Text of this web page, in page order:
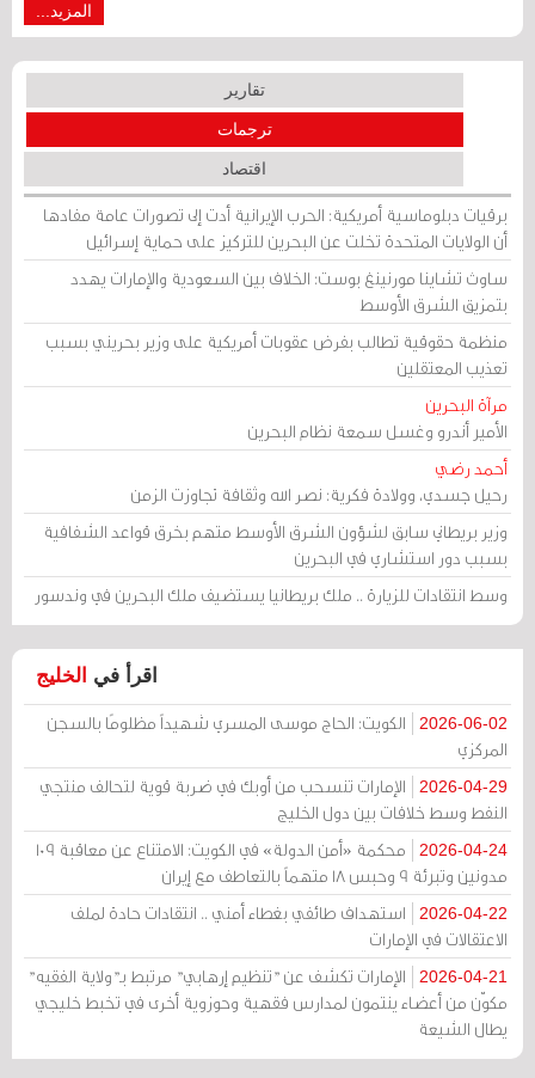
المزيد...
تقارير
ترجمات
اقتصاد
برقيات دبلوماسية أمريكية: الحرب الإيرانية أدت إلى تصورات عامة مفادها
أن الولايات المتحدة تخلت عن البحرين للتركيز على حماية إسرائيل
ساوث تشاينا مورنينغ بوست: الخلاف بين السعودية والإمارات يهدد
بتمزيق الشرق الأوسط
منظمة حقوقية تطالب بفرض عقوبات أمريكية على وزير بحريني بسبب
تعذيب المعتقلين
مرآة البحرين
الأمير أندرو وغسل سمعة نظام البحرين
أحمد رضي
رحيل جسدي، وولادة فكرية: نصر الله وثقافة تجاوزت الزمن
وزير بريطاني سابق لشؤون الشرق الأوسط متهم بخرق قواعد الشفافية
بسبب دور استشاري في البحرين
وسط انتقادات للزيارة .. ملك بريطانيا يستضيف ملك البحرين في وندسور
اقرأ في الخليج
2026-06-02
الكويت: الحاج موسى المسري شهيداً مظلومًا بالسجن
المركزي
2026-04-29
الإمارات تنسحب من أوبك في ضربة قوية لتحالف منتجي
النفط وسط خلافات بين دول الخليج
2026-04-24
محكمة «أمن الدولة» في الكويت: الامتناع عن معاقبة 109
مدونين وتبرئة 9 وحبس 18 متهماً بالتعاطف مع إيران
2026-04-22
استهداف طائفي بغطاء أمني .. انتقادات حادة لملف
الاعتقالات في الإمارات
2026-04-21
الإمارات تكشف عن "تنظيم إرهابي" مرتبط بـ"ولاية الفقيه"
مكوّن من أعضاء ينتمون لمدارس فقهية وحوزوية أخرى في تخبط خليجي
يطال الشيعة